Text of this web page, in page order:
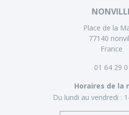
Place de la
77140
France
01 64 29
Horaires de la
Du lundi au vendredi :